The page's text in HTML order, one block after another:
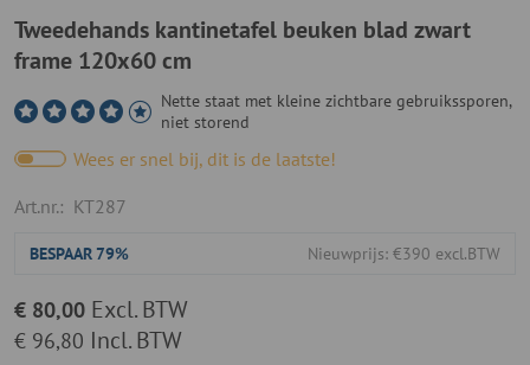
Tweedehands kantinetafel beuken blad zwart
frame 120x60 cm
Nette staat met kleine zichtbare gebruikssporen,
niet storend
Wees er snel bij, dit is de laatste!
Art.nr.: KT287
BESPAAR 79% Nieuwprijs: €390 excl.BTW
€ 96,80 Incl. BTW
€ 80,00 Excl. BTW